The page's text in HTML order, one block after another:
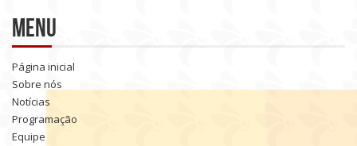
Menu
Página inicial
Sobre nós
Notícias
Programação
Equipe